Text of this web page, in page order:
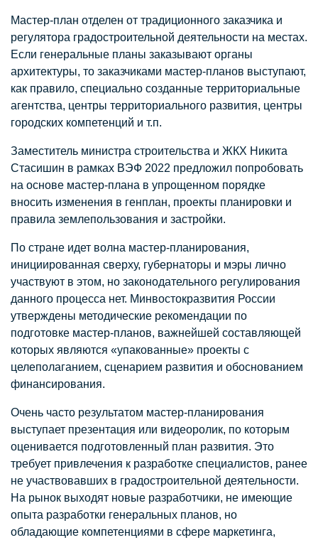
Мастер-план отделен от традиционного заказчика и
регулятора градостроительной деятельности на местах.
Если генеральные планы заказывают органы
архитектуры, то заказчиками мастер-планов выступают,
как правило, специально созданные территориальные
агентства, центры территориального развития, центры
городских компетенций и т.п.
Заместитель министра строительства и ЖКХ Никита
Стасишин в рамках ВЭФ 2022 предложил попробовать
на основе мастер-плана в упрощенном порядке
вносить изменения в генплан, проекты планировки и
правила землепользования и застройки.
По стране идет волна мастер-планирования,
инициированная сверху, губернаторы и мэры лично
участвуют в этом, но законодательного регулирования
данного процесса нет. Минвостокразвития России
утверждены методические рекомендации по
подготовке мастер-планов, важнейшей составляющей
которых являются «упакованные» проекты с
целеполаганием, сценарием развития и обоснованием
финансирования.
Очень часто результатом мастер-планирования
выступает презентация или видеоролик, по которым
оценивается подготовленный план развития. Это
требует привлечения к разработке специалистов, ранее
не участвовавших в градостроительной деятельности.
На рынок выходят новые разработчики, не имеющие
опыта разработки генеральных планов, но
обладающие компетенциями в сфере маркетинга,